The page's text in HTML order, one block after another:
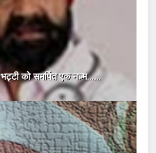
को समर्पित एक नज़्म......